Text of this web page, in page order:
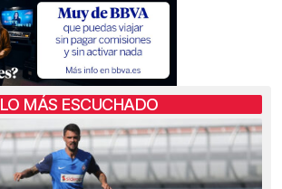
LO MÁS ESCUCHADO